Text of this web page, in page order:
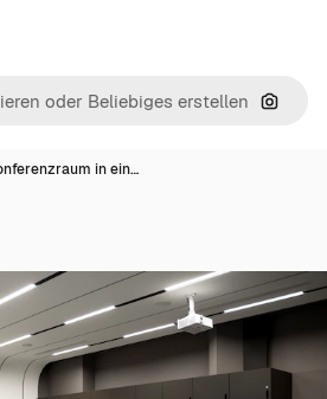
Nach
in ein…